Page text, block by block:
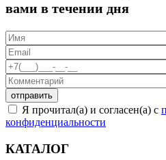
вами в течении дня
Я прочитал(а) и согласен(а) с
конфиденциальности
КАТАЛОГ